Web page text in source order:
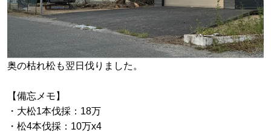
奥の枯れ松も翌日伐りました。
【備忘メモ】
・大松1本伐採：18万
・松4本伐採：10万x4